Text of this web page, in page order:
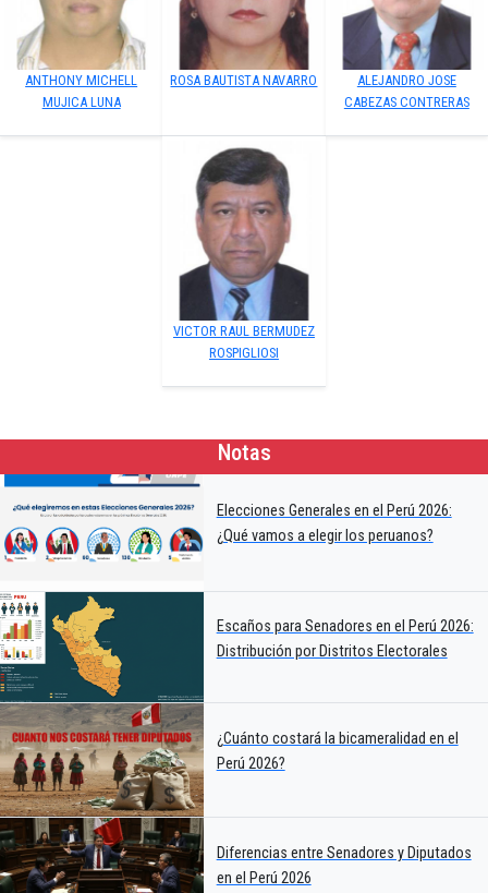
ANTHONY MICHELL
MUJICA LUNA
ROSA BAUTISTA NAVARRO
ALEJANDRO JOSE
CABEZAS CONTRERAS
VICTOR RAUL BERMUDEZ
ROSPIGLIOSI
Notas
Elecciones Generales en el Perú 2026:
¿Qué vamos a elegir los peruanos?
Escaños para Senadores en el Perú 2026:
Distribución por Distritos Electorales
¿Cuánto costará la bicameralidad en el
Perú 2026?
Diferencias entre Senadores y Diputados
en el Perú 2026